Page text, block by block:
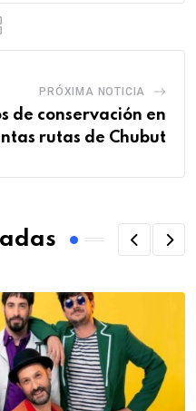
PRÓXIMA NOTICIA
de conservación en
rutas de Chubut